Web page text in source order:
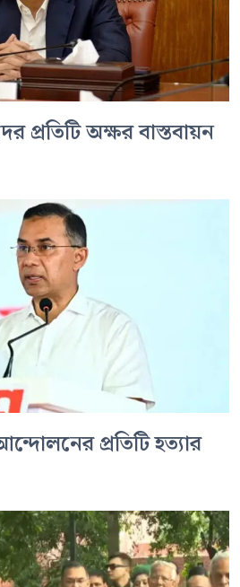
প্রতিটি অক্ষর বাস্তবায়ন
প্রতিটি হত্যার